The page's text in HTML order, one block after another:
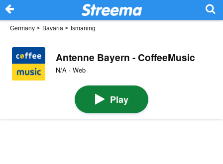
Germany > Bavaria > Ismaning
Antenne Bayern - CoffeeMusic
N/A · Web
Play